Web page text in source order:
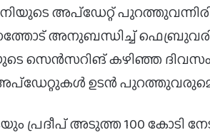
അപ്ഡേറ്റ്
അനുബന്ധിച്ച്
സെൻസറിങ് കഴിഞ്ഞ
അപ്‌ഡേറ്റുകൾ ഉടൻ
പ്രദീപ് അടുത്ത 100 കോടി